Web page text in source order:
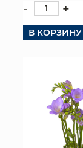
- +
В КОРЗИНУ